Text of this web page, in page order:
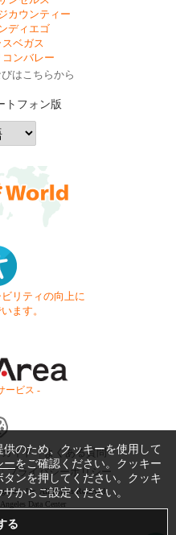
カウンティー
ディエゴ
ベガス
ンバレー
はこちらから
トフォン版
リティの向上に
ます。
ービス -
イド
よくある質問
プライバシーポリシー
Inc. All Rights Reserved.
Data Center
のため、クッキーを使用して
ーをご確認ください。クッキー
ンを押してください。クッキ
からご設定ください。